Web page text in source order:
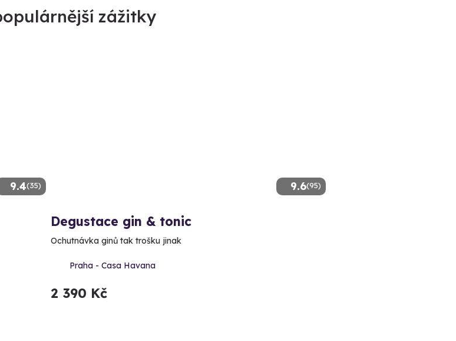
zážitky
9.4(35) 9.6(95)
Degustace gin & tonic
Ochutnávka ginů tak trošku jinak
Praha - Casa Havana
2 390 Kč